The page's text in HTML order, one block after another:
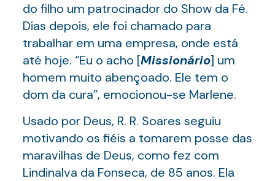
do filho um patrocinador do Show da Fé.
Dias depois, ele foi chamado para
trabalhar em uma empresa, onde está
até hoje. “Eu o acho [Missionário] um
homem muito abençoado. Ele tem o
dom da cura”, emocionou-se Marlene.
Usado por Deus, R. R. Soares seguiu
motivando os fiéis a tomarem posse das
maravilhas de Deus, como fez com
Lindinalva da Fonseca, de 85 anos. Ela